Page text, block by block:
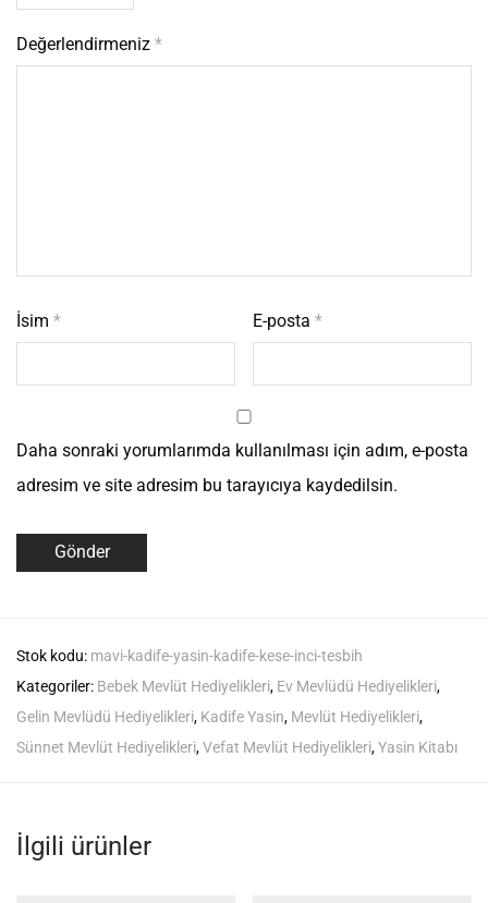
Değerlendirmeniz *
İsim * E-posta*
Daha sonraki yorumlarımda kullanılması için adım, e-posta
adresim ve site adresim bu tarayıcıya kaydedilsin.
Stok kodu: mavi-kadife-yasin-kadife-kese-inci-tesbih
Kategoriler: Bebek Mevlüt Hediyelikleri, Ev Mevlüdü Hediyelikleri,
Gelin Mevlüdü Hediyelikleri, Kadife Yasin, Mevlüt Hediyelikleri,
Sünnet Mevlüt Hediyelikleri,Vefat Mevlüt Hediyelikleri,Yasin Kitabı
İlgili ürünler